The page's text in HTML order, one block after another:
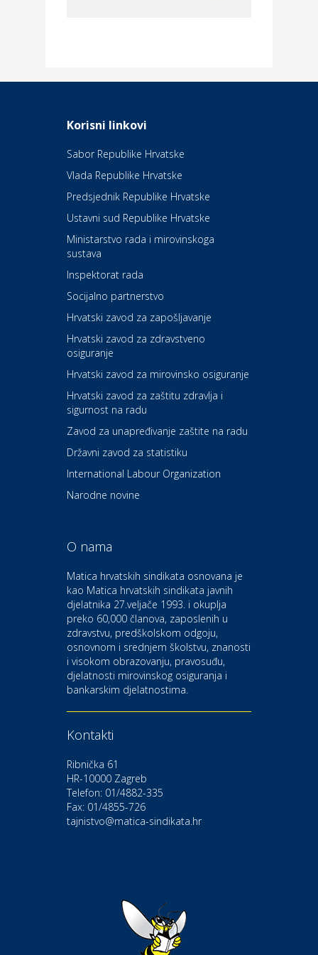
Daruvarske toplice – ljekovita
Kultura i edukacija
Kazalište Kerempuh
Kultura i edukacija
Kazalište ZKM
Auto-moto i tehnika
Zdravlje i osiguranje
Povoljnosti
Dental Sudar
Dom i dizajn
Euro-vrt – kosilice, motorne
Odmor
Bistrica
Auto-moto i tehnika
CIAK Auto d.o.o.
Kultura i edukacija
Kazalište Gavella
Moda i ljepota
Gastro
Hotel Bunčić Vrbovec
Izletište i vinotočje VINIA
Korisni linkovi
Sabor Republike Hrvatske
Vlada Republike Hrvatske
Predsjednik Republike Hrvatske
Ustavni sud Republike Hrvatske
Ministarstvo rada i mirovinskoga
sustava
Inspektorat rada
Socijalno partnerstvo
Hrvatski zavod za zapošljavanje
Hrvatski zavod za zdravstveno
osiguranje
Hrvatski zavod za mirovinsko osiguranje
Hrvatski zavod za zaštitu zdravlja i
sigurnost na radu
Zavod za unapređivanje zaštite na radu
Državni zavod za statistiku
International Labour Organization
Narodne novine
O nama
Matica hrvatskih sindikata osnovana je
kao Matica hrvatskih sindikata javnih
djelatnika 27.veljače 1993. i okuplja
preko 60,000 članova, zaposlenih u
zdravstvu, predškolskom odgoju,
osnovnom i srednjem školstvu, znanosti
i visokom obrazovanju, pravosuđu,
djelatnosti mirovinskog osiguranja i
bankarskim djelatnostima.
Kontakti
Ribnička 61
HR-10000 Zagreb
Telefon: 01/4882-335
Fax: 01/4855-726
tajnistvo@matica-sindikata.hr